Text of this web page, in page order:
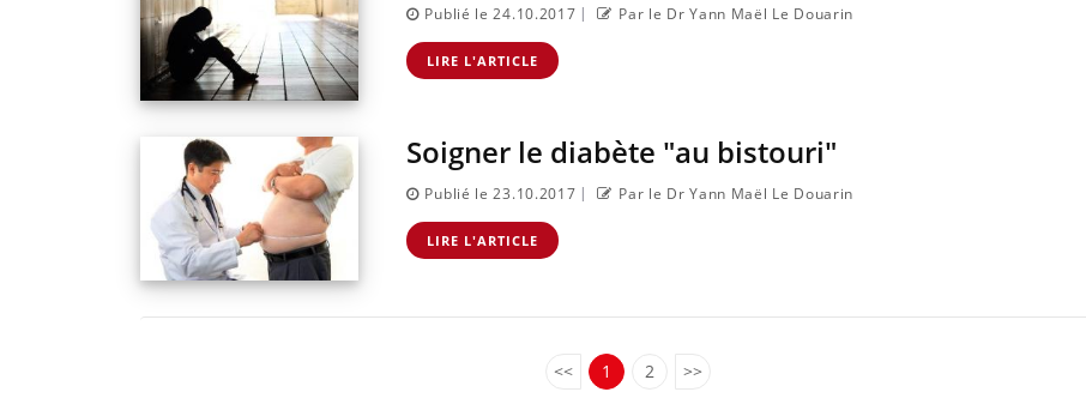
Publié le 24.10.2017 | Par le Dr Yann Maël Le Douarin
LIRE L'ARTICLE
Soigner le diabète "au bistouri"
Publié le 23.10.2017 | Par le Dr Yann Maël Le Douarin
LIRE L'ARTICLE
<< 1 2 >>